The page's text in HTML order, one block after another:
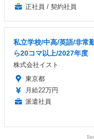
正社員 / 契約社員
私立学校/中高/英語/非常
ら20コマ以上/2027年度
株式会社イスト
東京都
月給22万円
派遣社員